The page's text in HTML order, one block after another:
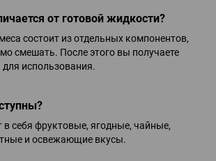
от готовой жидкости?
состоит из отдельных компонентов,
смешать. После этого вы получаете
использования.
себя фруктовые, ягодные, чайные,
и освежающие вкусы.